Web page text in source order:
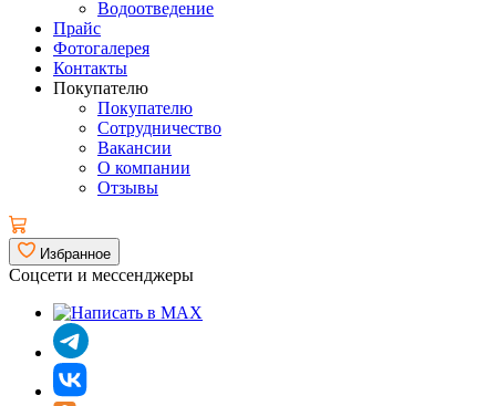
Водоотведение
Прайс
Фотогалерея
Контакты
Покупателю
Покупателю
Сотрудничество
Вакансии
О компании
Отзывы
Избранное
Соцсети и мессенджеры